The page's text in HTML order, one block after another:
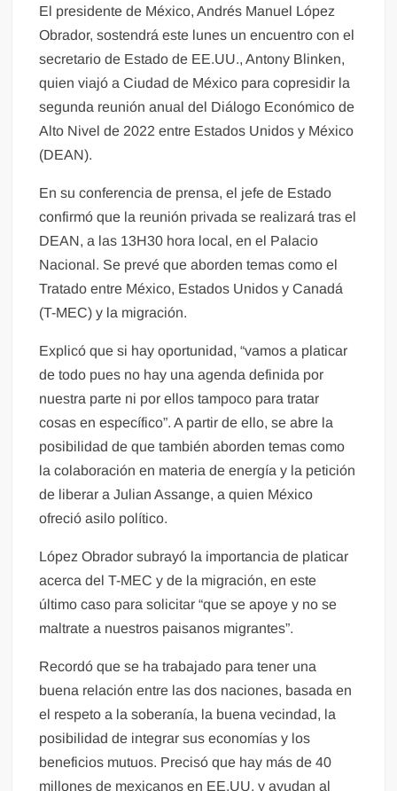
El presidente de México, Andrés Manuel López
Obrador, sostendrá este lunes un encuentro con el
secretario de Estado de EE.UU., Antony Blinken,
quien viajó a Ciudad de México para copresidir la
segunda reunión anual del Diálogo Económico de
Alto Nivel de 2022 entre Estados Unidos y México
(DEAN).
En su conferencia de prensa, el jefe de Estado
confirmó que la reunión privada se realizará tras el
DEAN, a las 13H30 hora local, en el Palacio
Nacional. Se prevé que aborden temas como el
Tratado entre México, Estados Unidos y Canadá
(T-MEC) y la migración.
Explicó que si hay oportunidad, “vamos a platicar
de todo pues no hay una agenda definida por
nuestra parte ni por ellos tampoco para tratar
cosas en específico”. A partir de ello, se abre la
posibilidad de que también aborden temas como
la colaboración en materia de energía y la petición
de liberar a Julian Assange, a quien México
ofreció asilo político.
López Obrador subrayó la importancia de platicar
acerca del T-MEC y de la migración, en este
último caso para solicitar “que se apoye y no se
maltrate a nuestros paisanos migrantes”.
Recordó que se ha trabajado para tener una
buena relación entre las dos naciones, basada en
el respeto a la soberanía, la buena vecindad, la
posibilidad de integrar sus economías y los
beneficios mutuos. Precisó que hay más de 40
millones de mexicanos en EE.UU. y ayudan al